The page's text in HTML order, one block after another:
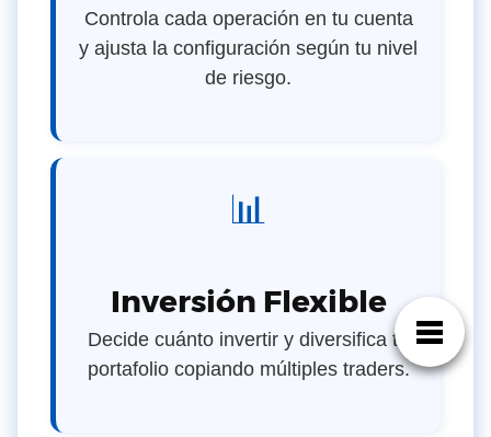
Controla cada operación en tu cuenta
y ajusta la configuración según tu nivel
de riesgo.
📊
Inversión Flexible
Decide cuánto invertir y diversifica tu
portafolio copiando múltiples traders.